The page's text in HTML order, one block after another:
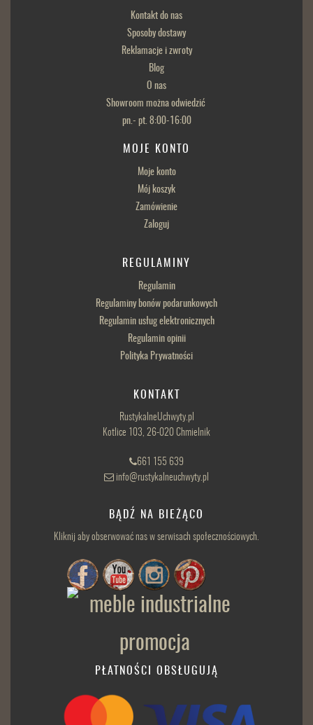
Kontakt do nas
Sposoby dostawy
Reklamacje i zwroty
Blog
O nas
Showroom można odwiedzić
pn.- pt. 8:00-16:00
MOJE KONTO
Moje konto
Mój koszyk
Zamówienie
Zaloguj
REGULAMINY
Regulamin
Regulaminy bonów podarunkowych
Regulamin usług elektronicznych
Regulamin opinii
Polityka Prywatności
KONTAKT
RustykalneUchwyty.pl
Kotlice 103, 26-020 Chmielnik
661 155 639
info@rustykalneuchwyty.pl
BĄDŹ NA BIEŻĄCO
Kliknij aby obserwować nas w serwisach społecznościowych.
PŁATNOŚCI OBSŁUGUJĄ